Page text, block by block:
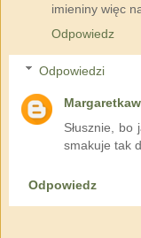
imieniny więc
Odpowiedz
Odpowiedzi
Margaretkaw
Słusznie,
smakuje tak
Odpowiedz